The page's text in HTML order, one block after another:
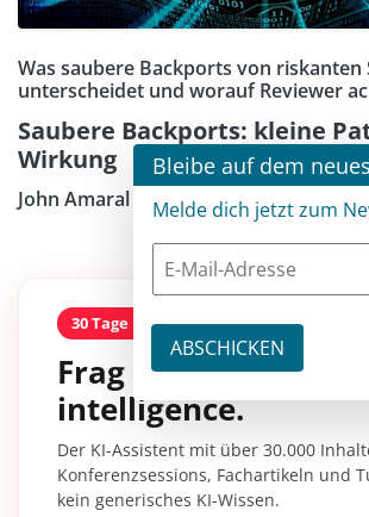
Was saubere Backports von riskanten
unterscheidet und worauf Reviewer
Saubere Backports: kleine
Wirkung
John Amaral
30 Tage kostenlos
Frag entwickler
intelligence.
Der KI-Assistent mit über 30.000
Konferenzsessions, Fachartikeln und
kein generisches KI-Wissen.
Bleibe auf dem
Melde dich jetzt zum